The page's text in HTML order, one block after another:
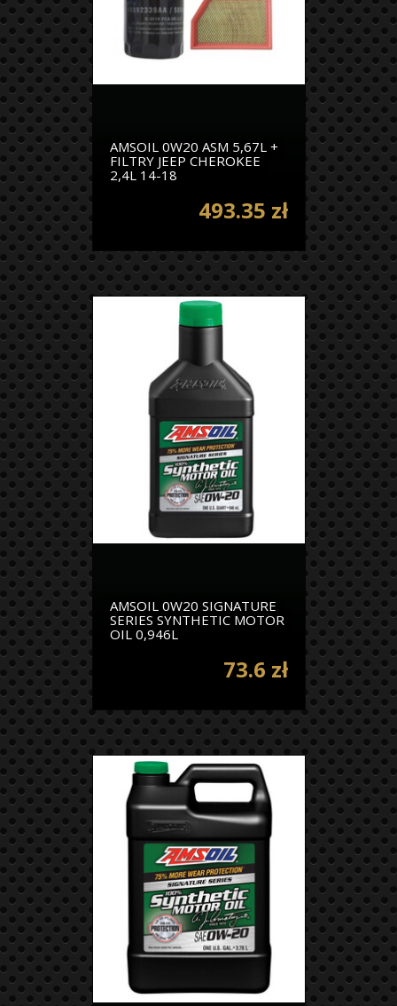
AMSOIL 0W20 ASM 5,67L +
FILTRY JEEP CHEROKEE
2,4L 14-18
493.35 zł
AMSOIL 0W20 SIGNATURE
SERIES SYNTHETIC MOTOR
OIL 0,946L
73.6 zł